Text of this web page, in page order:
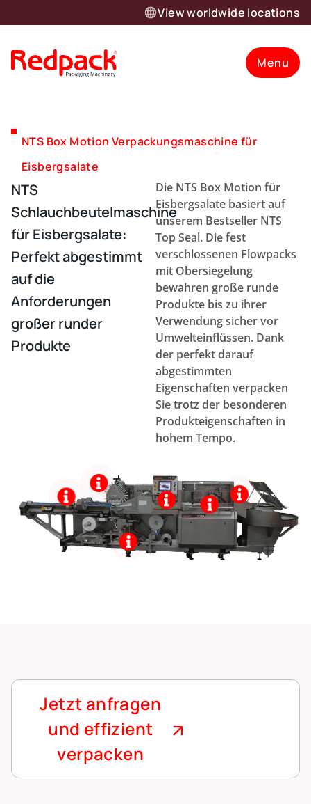
View worldwide locations
Menu
NTS Box Motion Verpackungsmaschine für
Eisbergsalate
NTS
Schlauchbeutelmaschine
für Eisbergsalate:
Perfekt abgestimmt
auf die
Anforderungen
großer runder
Produkte
Die NTS Box Motion für
Eisbergsalate basiert auf
unserem Bestseller NTS
Top Seal. Die fest
verschlossenen Flowpacks
mit Obersiegelung
bewahren große runde
Produkte bis zu ihrer
Verwendung sicher vor
Umwelteinflüssen. Dank
der perfekt darauf
abgestimmten
Eigenschaften verpacken
Sie trotz der besonderen
Produkteigenschaften in
hohem Tempo.
Jetzt anfragen
und effizient
verpacken